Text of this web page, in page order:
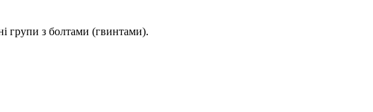
групи з болтами (гвинтами).